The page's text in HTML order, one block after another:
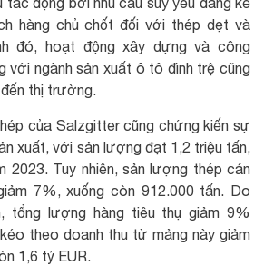
hàng chủ chốt đối với thép dẹt và
đó, hoạt động xây dựng và công
với ngành sản xuất ô tô đình trệ cũng
thị trường.
của Salzgitter cũng chứng kiến sự
xuất, với sản lượng đạt 1,2 triệu tấn,
2023. Tuy nhiên, sản lượng thép cán
7%, xuống còn 912.000 tấn. Do
tổng lượng hàng tiêu thụ giảm 9%
theo doanh thu từ mảng này giảm
1,6 tỷ EUR.